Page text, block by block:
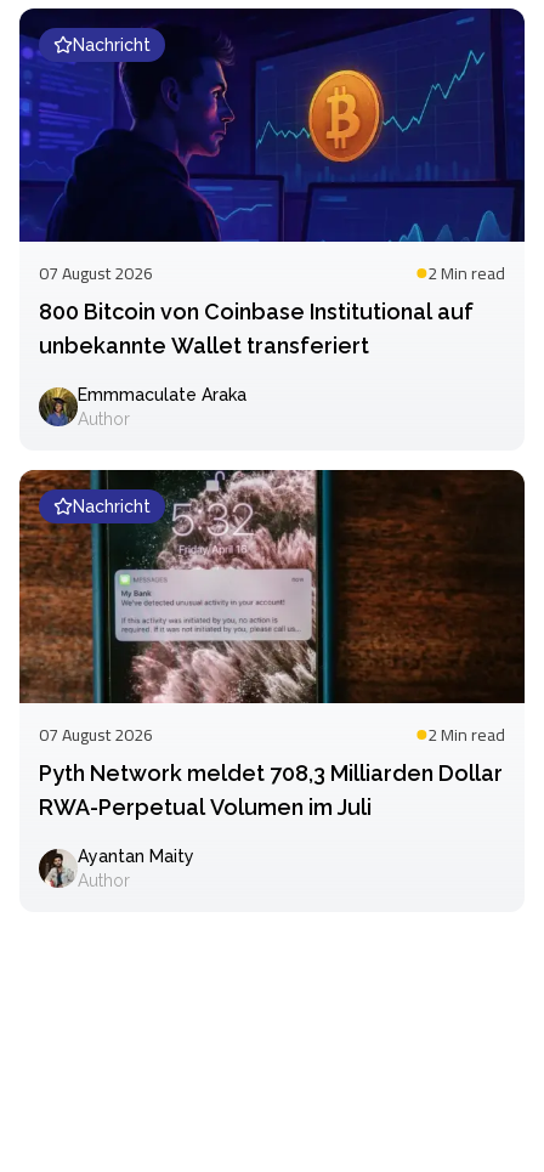
Nachricht
07 August 2026 2 Minread
800 Bitcoin von Coinbase Institutional auf
unbekannte Wallet transferiert
Emmmaculate Araka
Author
Nachricht
07 August 2026 2 Minread
Pyth Network meldet 708,3 Milliarden Dollar
RWA-Perpetual Volumen im Juli
Ayantan Maity
Author